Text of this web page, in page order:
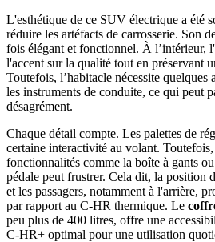
L'esthétique de ce SUV électrique a été
réduire les artéfacts de carrosserie. Son
fois élégant et fonctionnel. À l’intérieur,
l'accent sur la qualité tout en préservant
Toutefois, l’habitacle nécessite quelques
les instruments de conduite, ce qui peut
désagrément.
Chaque détail compte. Les palettes de
certaine interactivité au volant. Toutefois,
fonctionnalités comme la boîte à gants
pédale peut frustrer. Cela dit, la position
et les passagers, notamment à l'arrière,
par rapport au C-HR thermique. Le
peu plus de 400 litres, offre une
C-HR+ optimal pour une utilisation